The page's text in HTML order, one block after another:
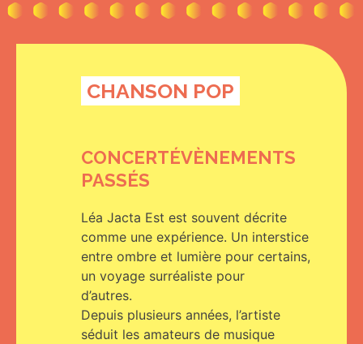
CHANSON POP
CONCERTÉVÈNEMENTS
PASSÉS
Léa Jacta Est est souvent décrite
comme une expérience. Un interstice
entre ombre et lumière pour certains,
un voyage surréaliste pour
d’autres.
Depuis plusieurs années, l’artiste
séduit les amateurs de musique